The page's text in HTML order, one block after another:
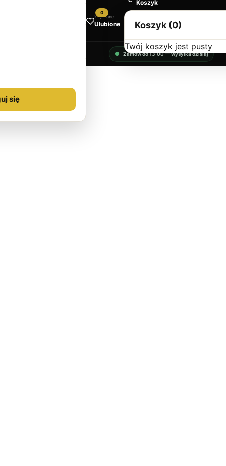
Koszyk
Koszyk (0)
Twój koszyk jest pusty
0
Zapisane
Ulubione
Zamów do 13:00 — wysyłka dzisiaj